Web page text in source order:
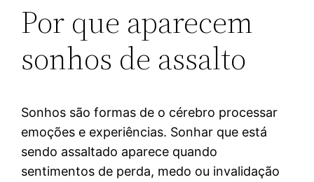
Por que aparecem
sonhos de assalto
Sonhos são formas de o cérebro processar
emoções e experiências. Sonhar que está
sendo assaltado aparece quando
sentimentos de perda, medo ou invalidação